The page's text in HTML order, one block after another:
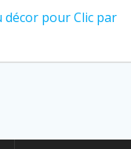
décor pour Clic par